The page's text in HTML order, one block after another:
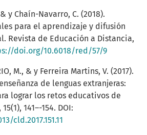
& y Chaín-Navarro, C. (2018).
para el aprendizaje y difusión
Revista de Educación a Distancia,
doi.org/10.6018/red/57/9
M., & y Ferreira Martins, V. (2017).
de lenguas extranjeras:
lograr los retos educativos de
141–-154. DOI:
cld.2017.151.11